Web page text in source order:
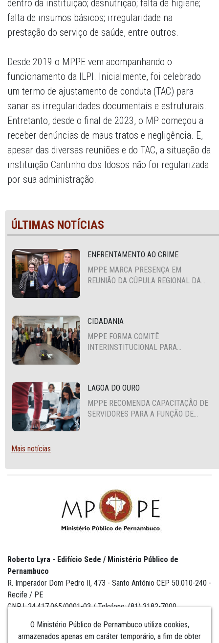
dentro da instituição; desnutrição; falta de higiene;
falta de insumos básicos; irregularidade na
prestação do serviço de saúde, entre outros.
Desde 2019 o MPPE vem acompanhando o
funcionamento da ILPI. Inicialmente, foi celebrado
um termo de ajustamento de conduta (TAC) para
sanar as irregularidades documentais e estruturais.
Entretanto, desde o final de 2023, o MP começou a
receber denúncias de maus tratos e negligência. E,
apesar das diversas reuniões e do TAC, a situação da
instituição Cantinho dos Idosos não foi regularizada
por sua administração.
ÚLTIMAS NOTÍCIAS
ENFRENTAMENTO AO CRIME
MPPE MARCA PRESENÇA EM
REUNIÃO DA CÚPULA REGIONAL DA
CIDADANIA
MPPE FORMA COMITÊ
INTERINSTITUCIONAL PARA
LAGOA DO OURO
MPPE RECOMENDA CAPACITAÇÃO DE
SERVIDORES PARA A FUNÇÃO DE
Mais notícias
O Ministério Público de Pernambuco utiliza cookies,
armazenados apenas em caráter temporário, a fim de obter
Roberto Lyra - Edifício Sede / Ministério Público de
Pernambuco
R. Imperador Dom Pedro II, 473 - Santo Antônio CEP 50.010-240 -
Recife / PE
CNPJ: 24.417.065/0001-03 / Telefone: (81) 3182-7000